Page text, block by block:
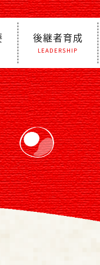
後継者育成
LEADERSHIP